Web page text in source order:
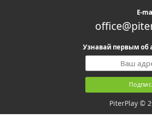
E-
Узнавай первым об
PiterPlay ©